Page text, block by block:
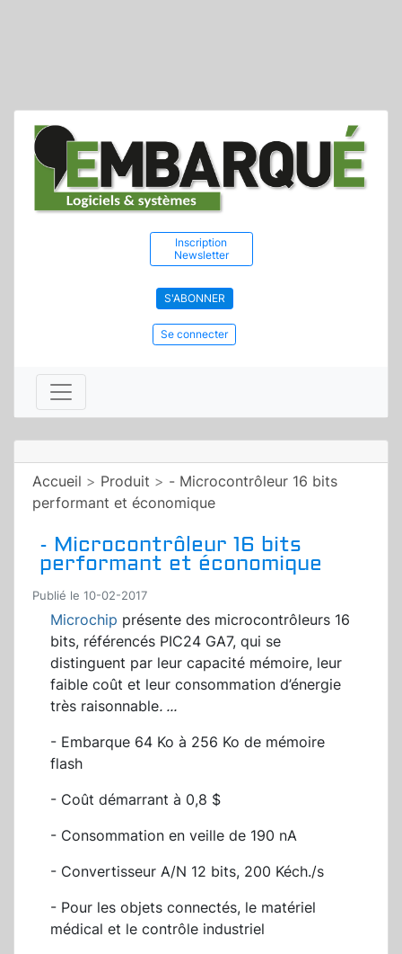
Inscription
Newsletter
S'ABONNER
Se connecter
Accueil > Produit > - Microcontrôleur 16 bits
performant et économique
- Microcontrôleur 16 bits
performant et économique
Publié le 10-02-2017
Microchip présente des microcontrôleurs 16
bits, référencés PIC24 GA7, qui se
distinguent par leur capacité mémoire, leur
faible coût et leur consommation d’énergie
très raisonnable. ...
- Embarque 64 Ko à 256 Ko de mémoire
flash
- Coût démarrant à 0,8 $
- Consommation en veille de 190 nA
- Convertisseur A/N 12 bits, 200 Kéch./s
- Pour les objets connectés, le matériel
médical et le contrôle industriel